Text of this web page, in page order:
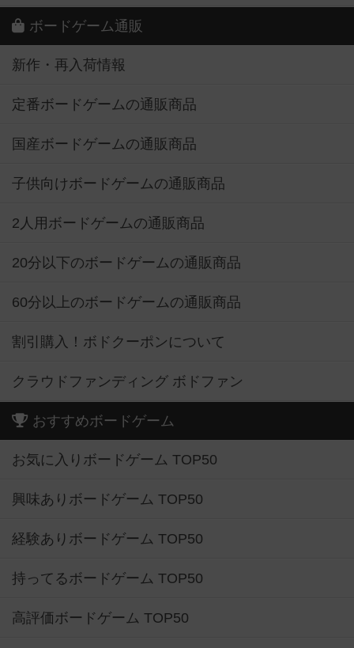
ボードゲーム通販
新作・再入荷情報
定番ボードゲームの通販商品
国産ボードゲームの通販商品
子供向けボードゲームの通販商品
2人用ボードゲームの通販商品
20分以下のボードゲームの通販商品
60分以上のボードゲームの通販商品
割引購入！ボドクーポンについて
クラウドファンディング ボドファン
おすすめボードゲーム
お気に入りボードゲーム TOP50
興味ありボードゲーム TOP50
経験ありボードゲーム TOP50
持ってるボードゲーム TOP50
高評価ボードゲーム TOP50